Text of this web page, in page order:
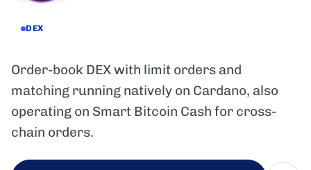
DEX
Order-book DEX with limit orders and
matching running natively on Cardano, also
operating on Smart Bitcoin Cash for cross-
chain orders.